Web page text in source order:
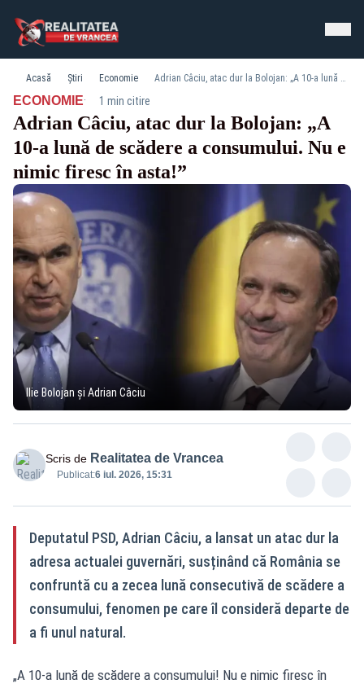
Acasă Știri Economie Adrian Câciu, atac dur la Bolojan: „A 10-a lună de scădere a consumului. Nu e nimic firesc în asta!”
ECONOMIE· 1 min citire
Adrian Câciu, atac dur la Bolojan: „A
10-a lună de scădere a consumului. Nu e
nimic firesc în asta!”
Ilie Bolojan și Adrian Câciu
Scris de Realitatea de Vrancea
Publicat:6 iul. 2026, 15:31
Deputatul PSD, Adrian Câciu, a lansat un atac dur la
adresa actualei guvernări, susținând că România se
confruntă cu a zecea lună consecutivă de scădere a
consumului, fenomen pe care îl consideră departe de
a fi unul natural.
„A 10-a lună de scădere a consumului! Nu e nimic firesc în